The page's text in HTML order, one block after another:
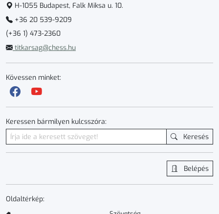
H-1055 Budapest, Falk Miksa u. 10.
+36 20 539-9209
(+36 1) 473-2360
titkarsag@chess.hu
Kövessen minket:
Keressen bármilyen kulcsszóra:
Keresés
Belépés
Oldaltérkép: